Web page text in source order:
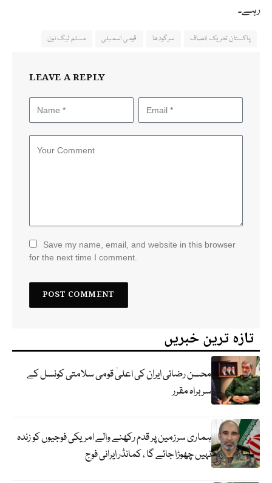
رہے۔
پاکستان تحریک انصاف سرگودھا قومی اسمبلی مسلم لیگ نون
LEAVE A REPLY
Save my name, email, and website in this browser
for the next time I comment.
تازہ ترین خبریں
محسن رضائی ایران کی اعلیٰ قومی سلامتی کونسل کے
سربراہ مقرر
ہماری سرزمین پر قدم رکھنے والے امریکی فوجیوں کو زندہ
نہیں چھوڑا جائے گا ، کمانڈر ایرانی فوج